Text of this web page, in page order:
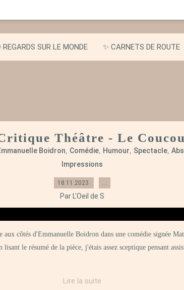
REGARDS SUR LE MONDE ✨ CARNETS DE ROUTE
Théâtre - Le Coucou
Boidron, Comédie, Humour, Spectacle,
Impressions
18.11.2023 …
Par L'Oeil de S
aux côtés d'Emmanuelle Boidron dans une comédie signée
le résumé de la pièce, j'étais assez sceptique pensant
Lire la suite